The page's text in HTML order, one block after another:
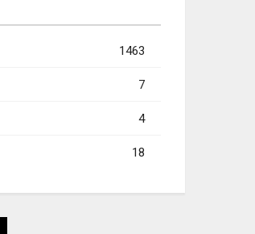
1463
7
4
18